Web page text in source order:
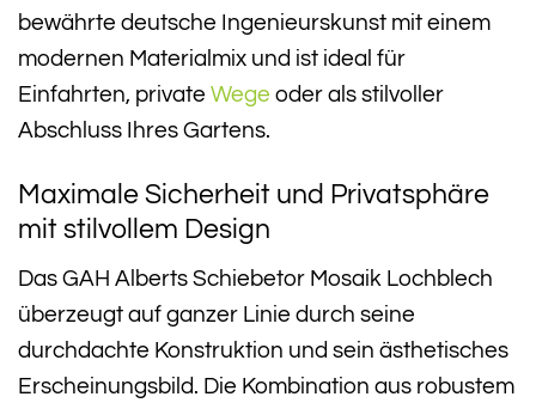
bewährte deutsche Ingenieurskunst mit einem
modernen Materialmix und ist ideal für
Einfahrten, private Wege oder als stilvoller
Abschluss Ihres Gartens.
Maximale Sicherheit und Privatsphäre
mit stilvollem Design
Das GAH Alberts Schiebetor Mosaik Lochblech
überzeugt auf ganzer Linie durch seine
durchdachte Konstruktion und sein ästhetisches
Erscheinungsbild. Die Kombination aus robustem